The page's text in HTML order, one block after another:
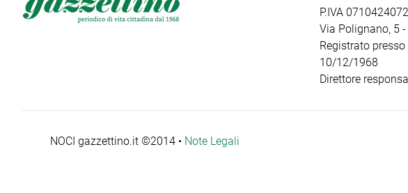
P.IVA
Via Polignano, 5
Registrato
10/12/1968
Direttore
NOCI gazzettino.it ©2014 • Note Legali